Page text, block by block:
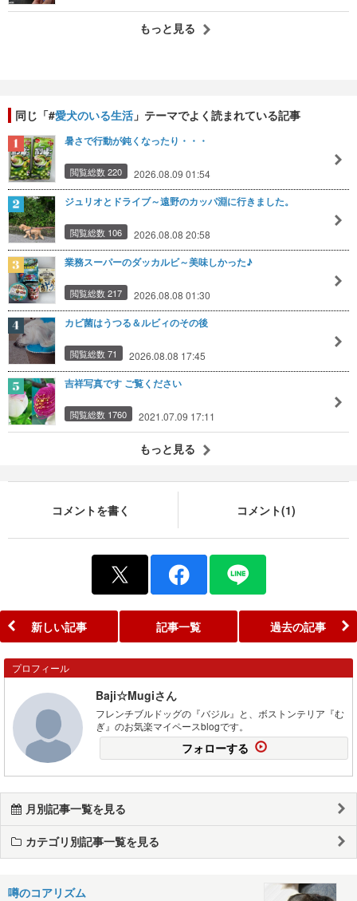
もっと見る
同じ「#愛犬のいる生活 」テーマでよく読まれている記事
暑さで行動が鈍くなったり・・・
閲覧総数 220 2026.08.09 01:54
ジュリオとドライブ～遠野のカッパ淵に行きました。
閲覧総数 106 2026.08.08 20:58
業務スーパーのダッカルビ～美味しかった♪
閲覧総数 217 2026.08.08 01:30
カビ菌はうつる＆ルビィのその後
閲覧総数 71 2026.08.08 17:45
吉祥写真です ご覧ください
閲覧総数 1760 2021.07.09 17:11
もっと見る
コメントを書く コメント(1)
新しい記事 記事一覧 過去の記事
プロフィール
Baji☆Mugiさん
フレンチブルドッグの『バジル』と、ボストンテリア『む
ぎ』のお気楽マイペースblogです。
フォローする
月別記事一覧を見る
カテゴリ別記事一覧を見る
噂のコアリズム